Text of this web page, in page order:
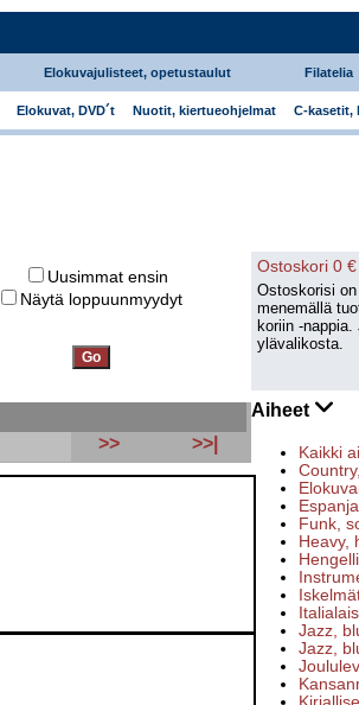
Elokuvajulisteet, opetustaulut Filatelia
Elokuvat, DVD´t Nuotit, kiertueohjelmat C-kasetit,
Uusimmat ensin
Näytä loppuunmyydyt
Ostoskori 0 €
Ostoskorisi
menemällä
koriin -
ylävalikosta.
Aiheet
Kaikki
Funk,
Heavy,
Jazz,
Jazz,
>> >>|